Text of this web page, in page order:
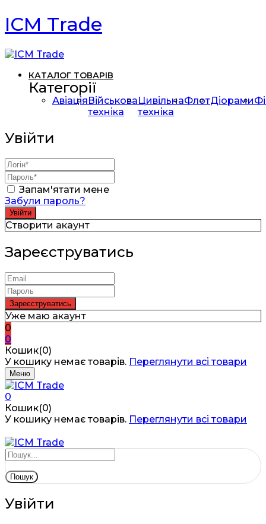
ICM Trade
КАТАЛОГ ТОВАРІВ
Категорії
АвіаціяВійськова
техніка
Цивільна
техніка
ФлотДіорами
Увійти
Запам'ятати мене
Забули пароль?
Створити акаунт
Зареєструватись
Уже маю акаунт
0
0
Кошик(0)
У кошику немає товарів. Переглянути всі товари
Меню
0
Кошик(0)
У кошику немає товарів. Переглянути всі товари
Пошук
Увійти